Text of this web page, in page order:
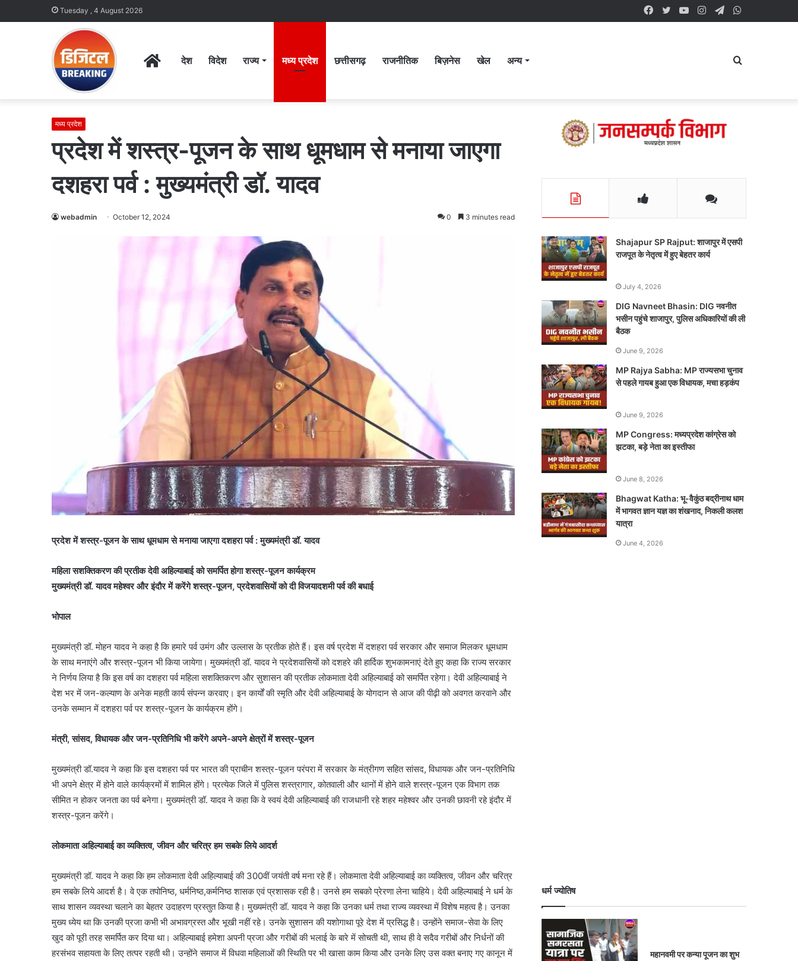
Tuesday , 4 August 2026 Telegram
Instagram
YouTube
Twitter
Facebook
Homeदेश विदेश राज्य मध्य प्रदेश छत्तीसगढ़ राजनीतिक बिज़नेस खेल अन्य Search
मध्य प्रदेश
प्रदेश में शस्त्र-पूजन के साथ धूमधाम से मनाया जाएगा
दशहरा पर्व : मुख्यमंत्री डॉ. यादव
webadmin October 12, 2024 0 3 minutes read
प्रदेश में शस्त्र-पूजन के साथ धूमधाम से मनाया जाएगा दशहरा पर्व : मुख्यमंत्री डॉ. यादव
महिला सशक्तिकरण की प्रतीक देवी अहिल्याबाई को समर्पित होगा शस्त्र-पूजन कार्यक्रम
मुख्यमंत्री डॉ. यादव महेश्वर और इंदौर में करेंगे शस्त्र-पूजन, प्रदेशवासियों को दी विजयादशमी पर्व की बधाई
भोपाल
मुख्यमंत्री डॉ. मोहन यादव ने कहा है कि हमारे पर्व उमंग और उल्लास के प्रतीक होते हैं। इस वर्ष प्रदेश में दशहरा पर्व सरकार और समाज मिलकर धूमधाम
के साथ मनाएंगे और शस्त्र-पूजन भी किया जायेगा। मुख्यमंत्री डॉ. यादव ने प्रदेशवासियों को दशहरे की हार्दिक शुभकामनाएं देते हुए कहा कि राज्य सरकार
ने निर्णय लिया है कि इस वर्ष का दशहरा पर्व महिला सशक्तिकरण और सुशासन की प्रतीक लोकमाता देवी अहिल्याबाई को समर्पित रहेगा। देवी अहिल्याबाई ने
देश भर में जन-कल्याण के अनेक महती कार्य संपन्न करवाए। इन कार्यों की स्मृति और देवी अहिल्याबाई के योगदान से आज की पीढ़ी को अवगत करवाने और
उनके सम्मान में दशहरा पर्व पर शस्त्र-पूजन के कार्यक्रम होंगे।
मंत्री, सांसद, विधायक और जन-प्रतिनिधि भी करेंगे अपने-अपने क्षेत्रों में शस्त्र-पूजन
मुख्यमंत्री डॉ.यादव ने कहा कि इस दशहरा पर्व पर भारत की प्राचीन शस्त्र-पूजन परंपरा में सरकार के मंत्रीगण सहित सांसद, विधायक और जन-प्रतिनिधि
भी अपने क्षेत्र में होने वाले कार्यक्रमों में शामिल होंगे। प्रत्येक जिले में पुलिस शस्त्रागार, कोतवाली और थानों में होने वाले शस्त्र-पूजन एक विभाग तक
सीमित न होकर जनता का पर्व बनेगा। मुख्यमंत्री डॉ. यादव ने कहा कि वे स्वयं देवी अहिल्याबाई की राजधानी रहे शहर महेश्वर और उनकी छावनी रहे इंदौर में
शस्त्र-पूजन करेंगे।
लोकमाता अहिल्याबाई का व्यक्तित्व, जीवन और चरित्र हम सबके लिये आदर्श
मुख्यमंत्री डॉ. यादव ने कहा कि हम लोकमाता देवी अहिल्याबाई की 300वीं जयंती वर्ष मना रहे हैं। लोकमाता देवी अहिल्याबाई का व्यक्तित्व, जीवन और चरित्र
हम सबके लिये आदर्श है। वे एक तपोनिष्ठ, धर्मनिष्ठ,कर्मनिष्ठ शासक एवं प्रशासक रही है। उनसे हम सबको प्रेरणा लेना चाहिये। देवी अहिल्याबाई ने धर्म के
साथ शासन व्यवस्था चलाने का बेहतर उदाहरण प्रस्तुत किया है। मुख्यमंत्री डॉ. यादव ने कहा कि उनका धर्म तथा राज्य व्यवस्था में विशेष महत्व है। उनका
मुख्य ध्येय था कि उनकी प्रजा कभी भी अभावग्रस्त और भूखी नहीं रहे। उनके सुशासन की यशोगाथा पूरे देश में प्रसिद्ध है। उन्होंने समाज-सेवा के लिए
खुद को पूरी तरह समर्पित कर दिया था। अहिल्याबाई हमेशा अपनी प्रजा और गरीबों की भलाई के बारे में सोचती थी, साथ ही वे सदैव गरीबों और निर्धनों की
हरसंभव सहायता के लिए तत्पर रहती थी। उन्होंने समाज में विधवा महिलाओं की स्थिति पर भी खासा काम किया और उनके लिए उस वक्त बनाए गए कानून में
Shajapur SP Rajput: शाजापुर में एसपी
राजपूत के नेतृत्व में हुए बेहतर कार्य
July 4, 2026
DIG Navneet Bhasin: DIG नवनीत
भसीन पहुंचे शाजापुर, पुलिस अधिकारियों की ली
बैठक
June 9, 2026
MP Rajya Sabha: MP राज्यसभा चुनाव
से पहले गायब हुआ एक विधायक, मचा हड़कंप
June 9, 2026
MP Congress: मध्यप्रदेश कांग्रेस को
झटका, बड़े नेता का इस्तीफा
June 8, 2026
Bhagwat Katha: भू-वैकुंठ बद्रीनाथ धाम
में भागवत ज्ञान यज्ञ का शंखनाद, निकली कलश
यात्रा
June 4, 2026
धर्म ज्योतिष
महानवमी पर कन्या पूजन का शुभ